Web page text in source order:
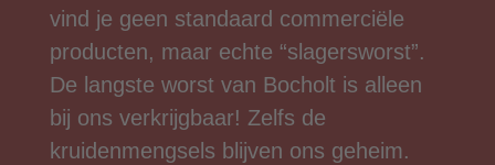
vind je geen standaard commerciële
producten, maar echte “slagersworst”.
De langste worst van Bocholt is alleen
bij ons verkrijgbaar! Zelfs de
kruidenmengsels blijven ons geheim.